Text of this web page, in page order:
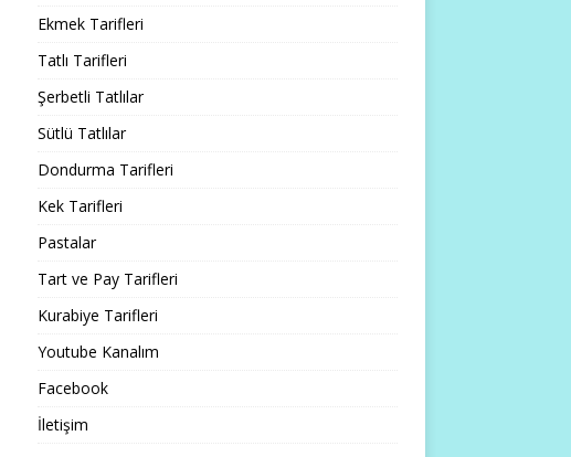
Ekmek Tarifleri
Tatlı Tarifleri
Şerbetli Tatlılar
Sütlü Tatlılar
Dondurma Tarifleri
Kek Tarifleri
Pastalar
Tart ve Pay Tarifleri
Kurabiye Tarifleri
Youtube Kanalım
Facebook
İletişim